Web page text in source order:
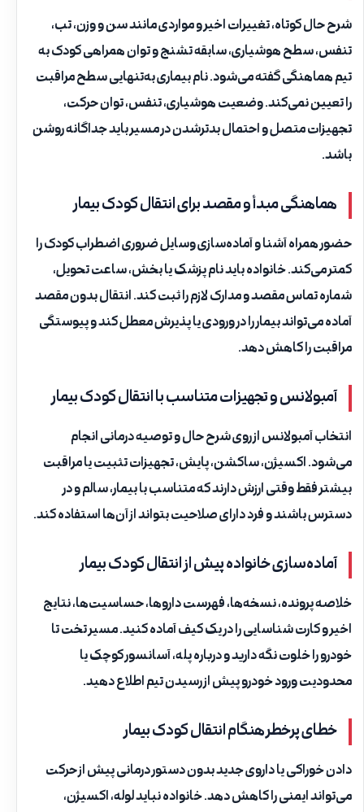
شرح حال کوتاه، تغییرات اخیر و مواردی مانند سن و وزن، تب،
تنفس، سطح هوشیاری، سابقه تشنج و توان همراهی کودک به
تیم هماهنگی گفته می‌شود. نام بیماری به‌تنهایی سطح مراقبت
را تعیین نمی‌کند. وضعیت هوشیاری، تنفس، توان حرکت،
تجهیزات متصل و احتمال بدترشدن در مسیر باید جداگانه روشن
باشد.
هماهنگی مبدأ و مقصد برای انتقال کودک بیمار
حضور همراه آشنا و آماده‌سازی وسایل ضروری اضطراب کودک را
کمتر می‌کند. خانواده باید نام پزشک یا بخش، ساعت تحویل،
شماره تماس مقصد و مدارک لازم را ثبت کند. انتقال بدون مقصد
آماده می‌تواند بیمار را در ورودی یا پذیرش معطل کند و پیوستگی
مراقبت را کاهش دهد.
آمبولانس و تجهیزات متناسب با انتقال کودک بیمار
انتخاب آمبولانس از روی شرح حال و توصیه درمانی انجام
می‌شود. اکسیژن، ساکشن، پایش، تجهیزات تثبیت یا مراقبت
بیشتر فقط وقتی ارزش دارند که متناسب با بیمار، سالم و در
دسترس باشند و فرد دارای صلاحیت بتواند از آن‌ها استفاده کند.
آماده‌سازی خانواده پیش از انتقال کودک بیمار
خلاصه پرونده، نسخه‌ها، فهرست داروها، حساسیت‌ها، نتایج
اخیر و کارت شناسایی را در یک کیف آماده کنید. مسیر تخت تا
خودرو را خلوت نگه دارید و درباره پله، آسانسور کوچک یا
محدودیت ورود خودرو پیش از رسیدن تیم اطلاع دهید.
خطای پرخطر هنگام انتقال کودک بیمار
دادن خوراکی یا داروی جدید بدون دستور درمانی پیش از حرکت
می‌تواند ایمنی را کاهش دهد. خانواده نباید لوله، اکسیژن،